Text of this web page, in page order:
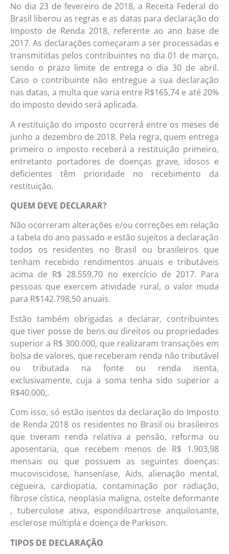
No dia 23 de fevereiro de 2018, a Receita Federal do
Brasil liberou as regras e as datas para declaração do
Imposto de Renda 2018, referente ao ano base de
2017. As declarações começaram a ser processadas e
transmitidas pelos contribuintes no dia 01 de março,
sendo o prazo limite de entrega o dia 30 de abril.
Caso o contribuinte não entregue a sua declaração
nas datas, a multa que varia entre R$165,74 e até 20%
do imposto devido será aplicada.
A restituição do imposto ocorrerá entre os meses de
junho a dezembro de 2018. Pela regra, quem entrega
primeiro o imposto receberá a restituição primeiro,
entretanto portadores de doenças grave, idosos e
deficientes têm prioridade no recebimento da
restituição.
QUEM DEVE DECLARAR?
Não ocorreram alterações e/ou correções em relação
a tabela do ano passado e estão sujeitos a declaração
todos os residentes no Brasil ou brasileiros que
tenham recebido rendimentos anuais e tributáveis
acima de R$ 28.559,70 no exercício de 2017. Para
pessoas que exercem atividade rural, o valor muda
para R$142.798,50 anuais.
Estão também obrigadas a declarar, contribuintes
que tiver posse de bens ou direitos ou propriedades
superior a R$ 300.000, que realizaram transações em
bolsa de valores, que receberam renda não tributável
ou tributada na fonte ou renda isenta,
exclusivamente, cuja a soma tenha sido superior a
R$40.000,.
Com isso, só estão isentos da declaração do Imposto
de Renda 2018 os residentes no Brasil ou brasileiros
que tiveram renda relativa a pensão, reforma ou
aposentaria, que recebem menos de R$ 1.903,98
mensais ou que possuem as seguintes doenças:
mucoviscidose, hanseníase, Aids, alienação mental,
cegueira, cardiopatia, contaminação por radiação,
fibrose cística, neoplasia maligna, osteíte deformante
, tuberculose ativa, espondiloartrose anquilosante,
esclerose múltipla e doença de Parkison.
TIPOS DE DECLARAÇÃO